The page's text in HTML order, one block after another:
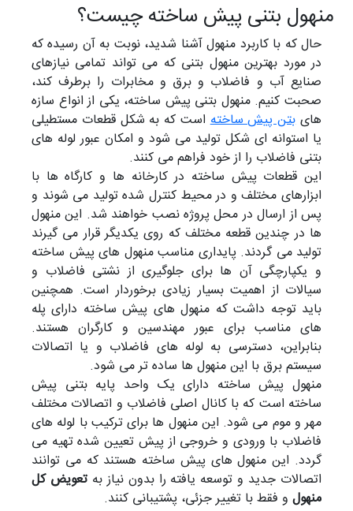
منهول بتنی پیش ساخته چیست؟
حال که با کاربرد منهول آشنا شدید، نوبت به آن رسیده که
در مورد بهترین منهول بتنی که می تواند تمامی نیازهای
صنایع آب و فاضلاب و برق و مخابرات را برطرف کند،
صحبت کنیم. منهول بتنی پیش ساخته، یکی از انواع سازه
هایبتن پیش ساختهاست که به شکل قطعات مستطیلی
یا استوانه ای شکل تولید می شود و امکان عبور لوله های
بتنی فاضلاب را از خود فراهم می کنند.
این قطعات پیش ساخته در کارخانه ها و کارگاه ها با
ابزارهای مختلف و در محیط کنترل شده تولید می شوند و
پس از ارسال در محل پروژه نصب خواهند شد. این منهول
ها در چندین قطعه مختلف که روی یکدیگر قرار می گیرند
تولید می گردند. پایداری مناسب منهول های پیش ساخته
و یکپارچگی آن ها برای جلوگیری از نشتی فاضلاب و
سیالات از اهمیت بسیار زیادی برخوردار است. همچنین
باید توجه داشت که منهول های پیش ساخته دارای پله
های مناسب برای عبور مهندسین و کارگران هستند.
بنابراین، دسترسی به لوله های فاضلاب و یا اتصالات
سیستم برق با این منهول ها ساده تر می شود.
منهول پیش ساخته دارای یک واحد پایه بتنی پیش
ساخته است که با کانال اصلی فاضلاب و اتصالات مختلف
مهر و موم می شود. این منهول ها برای ترکیب با لوله های
فاضلاب با ورودی و خروجی از پیش تعیین شده تهیه می
گردد. این منهول های پیش ساخته هستند که می توانند
اتصالات جدید و توسعه یافته را بدون نیاز بهتعویض کل
منهولو فقط با تغییر جزئی، پشتیبانی کنند.